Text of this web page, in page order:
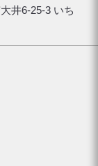
井6-25-3 いち